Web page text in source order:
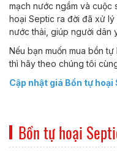
mạch nước ngầm và cuộc
hoại Septic ra đời đã xử
nước thải, giúp người dân
Nếu bạn muốn mua bồn
thì hãy theo chúng tôi
Cập nhật giá Bồn tự
Bồn tự hoại